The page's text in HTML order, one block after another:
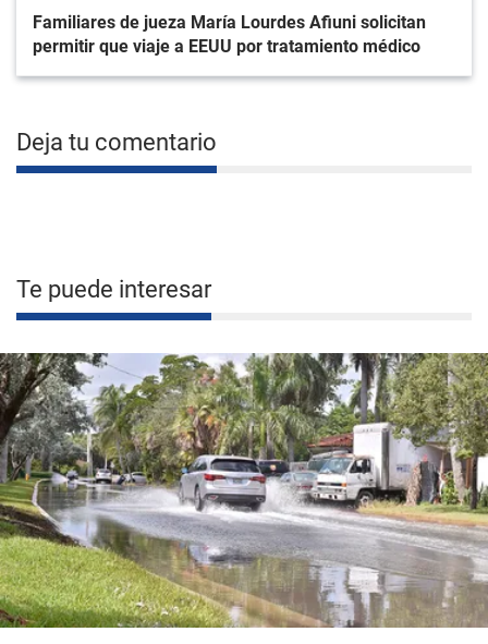
Familiares de jueza María Lourdes Afiuni solicitan
permitir que viaje a EEUU por tratamiento médico
Deja tu comentario
Te puede interesar